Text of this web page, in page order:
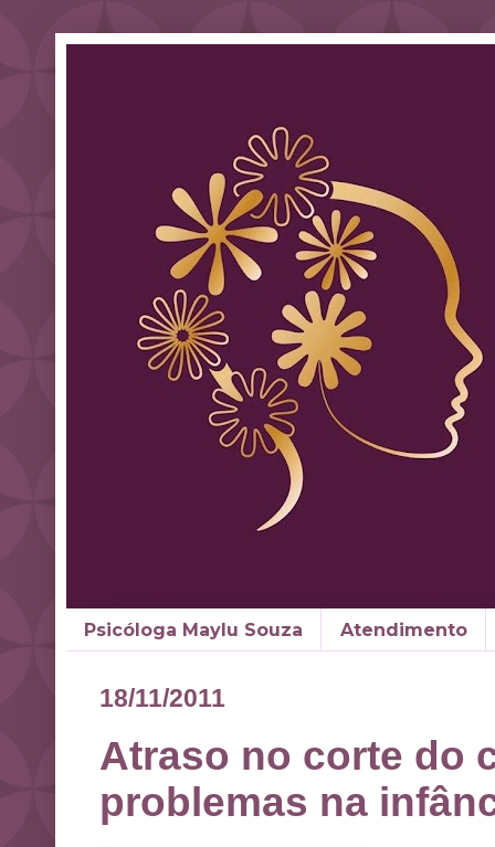
Psicóloga Maylu Souza Atendimento
18/11/2011
Atraso no corte do
problemas na